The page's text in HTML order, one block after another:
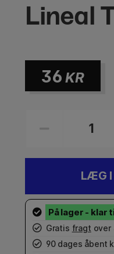
Lineal
36 KR
LÆG I
Gratis fragt over
90 dages åbent